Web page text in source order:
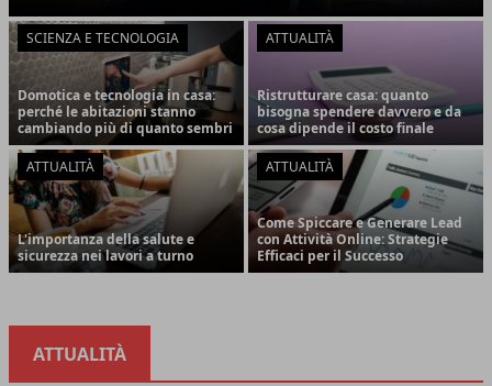
SCIENZA E TECNOLOGIA
Domotica e tecnologia in casa:
perché le abitazioni stanno
cambiando più di quanto sembri
ATTUALITÀ
Ristrutturare casa: quanto
bisogna spendere davvero e da
cosa dipende il costo finale
ATTUALITÀ
L'importanza della salute e
sicurezza nei lavori a turno
ATTUALITÀ
Come Spiccare e Generare Lead
con Attività Online: Strategie
Efficaci per il Successo
ATTUALITÀ